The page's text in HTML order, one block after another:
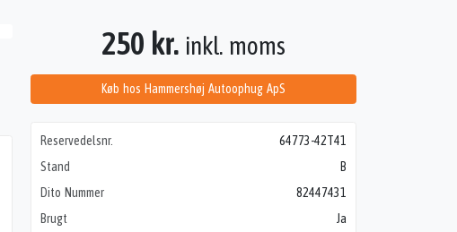
250 kr. inkl. moms
Køb hos Hammershøj Autoophug ApS
Reservedelsnr.
64773-42T41
Stand
B
Dito Nummer
82447431
Brugt
Ja